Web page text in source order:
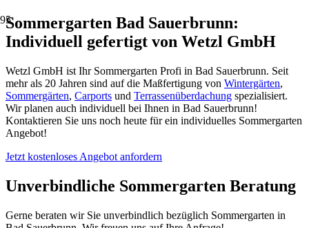
Sommergarten Bad Sauerbrunn:
Individuell gefertigt von Wetzl GmbH
Wetzl GmbH ist Ihr Sommergarten Profi in Bad Sauerbrunn. Seit
mehr als 20 Jahren sind auf die Maßfertigung von Wintergärten,
Sommergärten, Carports und Terrassenüberdachung spezialisiert.
Wir planen auch individuell bei Ihnen in Bad Sauerbrunn!
Kontaktieren Sie uns noch heute für ein individuelles Sommergarten
Angebot!
Jetzt kostenloses Angebot anfordern
Unverbindliche Sommergarten Beratung
Gerne beraten wir Sie unverbindlich bezüglich Sommergarten in